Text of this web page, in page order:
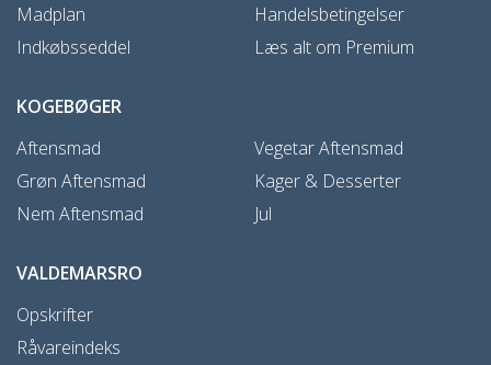
Madplan
Indkøbsseddel
Handelsbetingelser
Læs alt om Premium
KOGEBØGER
Aftensmad
Grøn Aftensmad
Nem Aftensmad
Vegetar Aftensmad
Kager & Desserter
Jul
VALDEMARSRO
Opskrifter
Råvareindeks